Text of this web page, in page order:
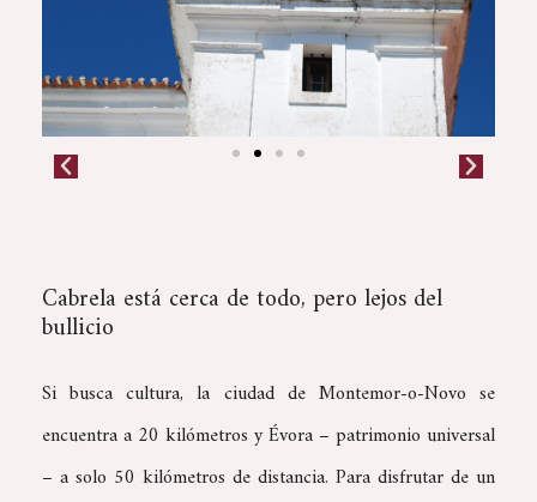
Cabrela está cerca de todo, pero lejos del
bullicio
Si busca cultura, la ciudad de Montemor-o-Novo se
encuentra a 20 kilómetros y Évora – patrimonio universal
– a solo 50 kilómetros de distancia. Para disfrutar de un